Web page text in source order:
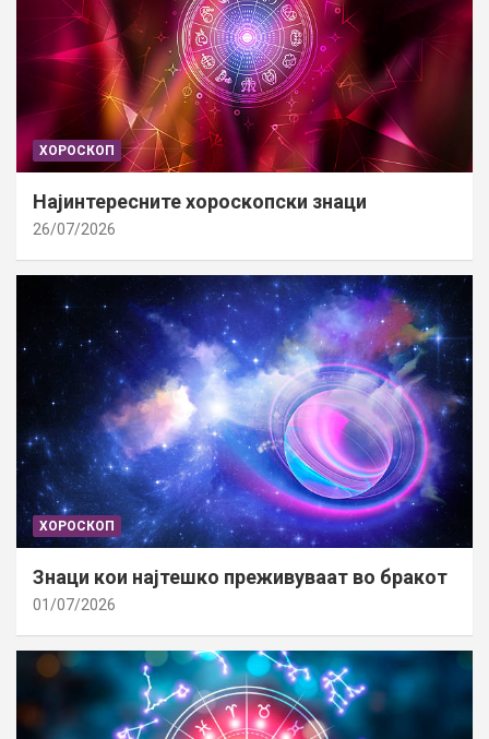
ХОРОСКОП
Најинтересните хороскопски знаци
26/07/2026
ХОРОСКОП
Знаци кои најтешко преживуваат во бракот
01/07/2026